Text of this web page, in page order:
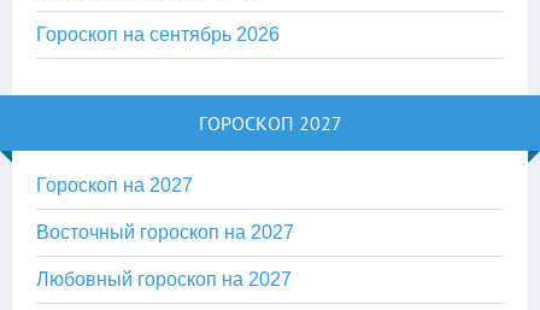
Гороскоп на сентябрь 2026
ГОРОСКОП 2027
Гороскоп на 2027
Восточный гороскоп на 2027
Любовный гороскоп на 2027